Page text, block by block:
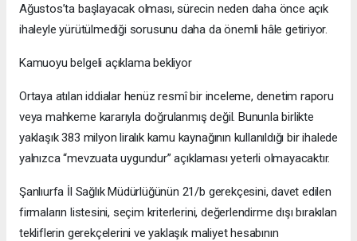
Ağustos’ta başlayacak olması, sürecin neden daha önce açık
ihaleyle yürütülmediği sorusunu daha da önemli hâle getiriyor.
Kamuoyu belgeli açıklama bekliyor
Ortaya atılan iddialar henüz resmî bir inceleme, denetim raporu
veya mahkeme kararıyla doğrulanmış değil. Bununla birlikte
yaklaşık 383 milyon liralık kamu kaynağının kullanıldığı bir ihalede
yalnızca “mevzuata uygundur” açıklaması yeterli olmayacaktır.
Şanlıurfa İl Sağlık Müdürlüğünün 21/b gerekçesini, davet edilen
firmaların listesini, seçim kriterlerini, değerlendirme dışı bırakılan
tekliflerin gerekçelerini ve yaklaşık maliyet hesabının